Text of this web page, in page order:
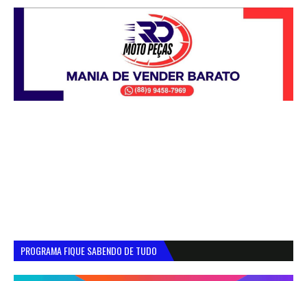
PROGRAMA FIQUE SABENDO DE TUDO